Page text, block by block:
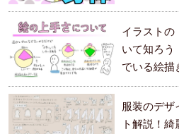
イラストの
いて知ろう
でいる絵描
服装のデザ
ト解説！綺